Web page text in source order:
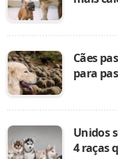
Cães
para
Unidos
4 raças